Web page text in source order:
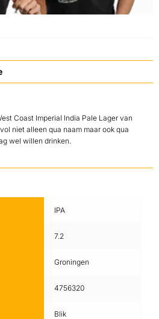
Coast Imperial India Pale Lager van
niet alleen qua naam maar ook qua
wel willen drinken.
IPA
7.2
Groningen
4756320
Blik